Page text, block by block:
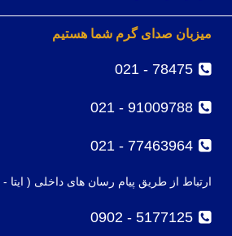
میزبان صدای گرم شما هستیم
78475 - 021
91009788 - 021
77463964 - 021
ارتباط از طریق پیام رسان های داخلی ( ایتا -
5177125 - 0902